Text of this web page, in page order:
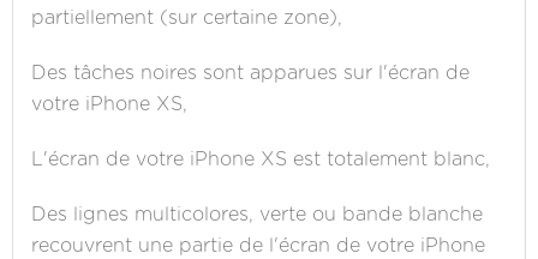
partiellement (sur certaine zone),
Des tâches noires sont apparues sur l'écran de
votre iPhone XS,
L'écran de votre iPhone XS est totalement blanc,
Des lignes multicolores, verte ou bande blanche
recouvrent une partie de l'écran de votre iPhone